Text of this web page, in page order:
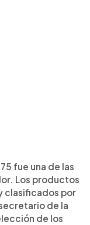
fue una de las
Los productos
clasificados por
de la
de los